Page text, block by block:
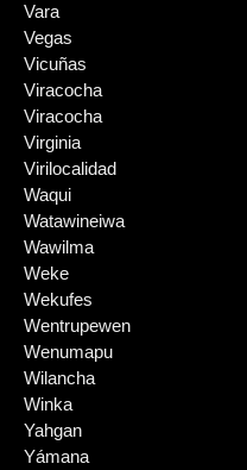
Vara
Vegas
Vicuñas
Viracocha
Viracocha
Virginia
Virilocalidad
Waqui
Watawineiwa
Wawilma
Weke
Wekufes
Wentrupewen
Wenumapu
Wilancha
Winka
Yahgan
Yámana